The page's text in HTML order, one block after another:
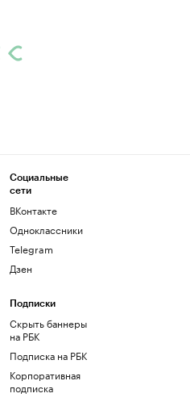
Социальные
сети
ВКонтакте
Одноклассники
Telegram
Дзен
Подписки
Скрыть баннеры
на РБК
Подписка на РБК
Корпоративная
подписка